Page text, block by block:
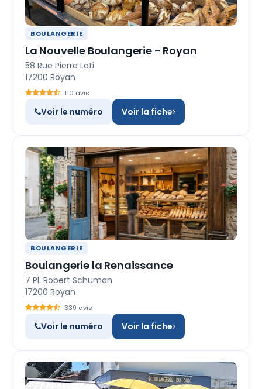
BOULANGERIE
La Nouvelle Boulangerie - Royan
58 Rue Pierre Loti
17200 Royan
110 avis
Voir le numéro Voir la fiche
BOULANGERIE
Boulangerie la Renaissance
7 Pl. Robert Schuman
17200 Royan
339 avis
Voir le numéro Voir la fiche